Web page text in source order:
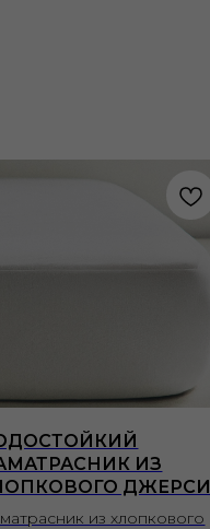
ИЗ
ДЖЕРСИ
из хлопкового